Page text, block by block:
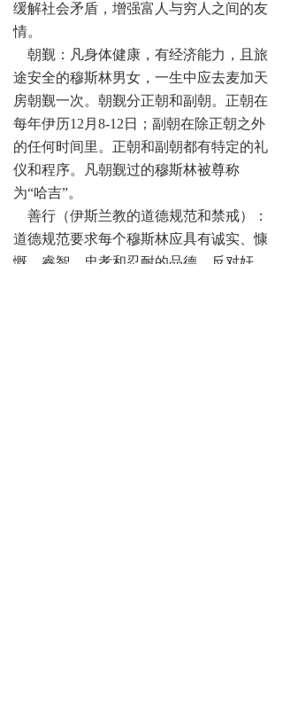
缓解社会矛盾，增强富人与穷人之间的友
情。
朝觐：凡身体健康，有经济能力，且旅
途安全的穆斯林男女，一生中应去麦加天
房朝觐一次。朝觐分正朝和副朝。正朝在
每年伊历12月8-12日；副朝在除正朝之外
的任何时间里。正朝和副朝都有特定的礼
仪和程序。凡朝觐过的穆斯林被尊称
为“哈吉”。
善行（伊斯兰教的道德规范和禁戒）：
道德规范要求每个穆斯林应具有诚实、慷
慨、睿智、忠孝和忍耐的品德。反对奸